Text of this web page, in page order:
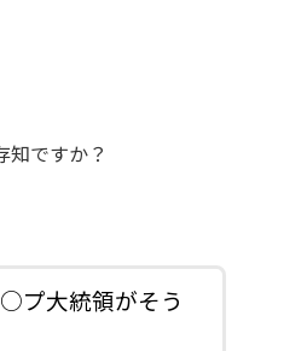
知ですか？
○プ大統領がそう